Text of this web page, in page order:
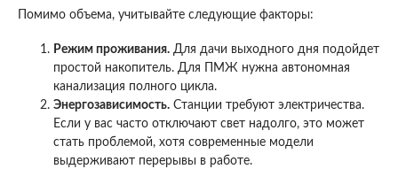
Помимо объема, учитывайте следующие факторы:
Режим проживания. Для дачи выходного дня подойдет
простой накопитель. Для ПМЖ нужна автономная
канализация полного цикла.
Энергозависимость. Станции требуют электричества.
Если у вас часто отключают свет надолго, это может
стать проблемой, хотя современные модели
выдерживают перерывы в работе.